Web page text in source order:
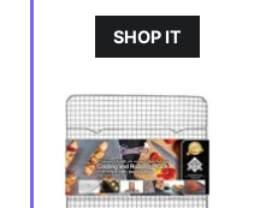
SHOP IT